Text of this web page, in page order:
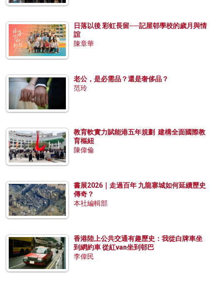
日落以後 彩虹長留──記屋邨學校的歲月與情
誼
陳章華
老公，是必需品？還是奢侈品？
范玲
教育軟實力賦能港五年規劃 建構全面國際教
育樞紐
陳偉倫
書展2026｜走過百年 九龍寨城如何延續歷史
傳奇？
本社編輯部
香港陸上公共交通有趣歷史：我從白牌車坐
到網約車 從紅van坐到邨巴
李偉民